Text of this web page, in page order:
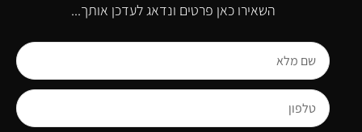
השאירו כאן פרטים ונדאג לעדכן אותך...